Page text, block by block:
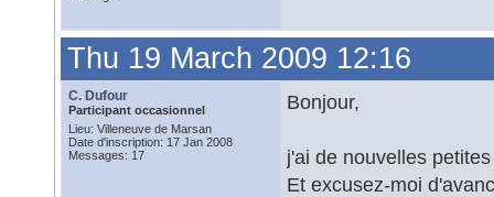
Thu 19 March 2009 12:16
C. Dufour
Participant occasionnel
Lieu: Villeneuve de Marsan
Date d'inscription: 17 Jan 2008
Messages: 17
Bonjour,
j'ai de nouvelles
Et excusez-moi